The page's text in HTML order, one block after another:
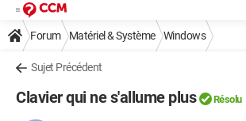
Forum Matériel & Système Windows
Sujet Précédent
Clavier qui ne s'allume plus Résolu